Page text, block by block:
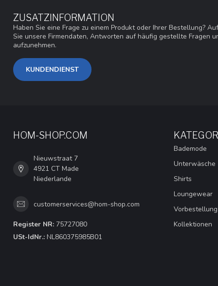
ZUSATZINFORMATION
Haben Sie eine Frage zu einem Produkt oder Ihrer Bestellung?
Sie unsere Firmendaten, Antworten auf häufig gestellte Fragen
aufzunehmen.
KUNDENDIENST
HOM-SHOP.COM
Nieuwstraat 7
4921 CT Made
Niederlande
customerservices@hom-shop.com
Register NR: 75727080
USt-IdNr.: NL860375985B01
Bademode
Unterwäsche
Shirts
Loungewear
Vorbestellung
Kollektionen